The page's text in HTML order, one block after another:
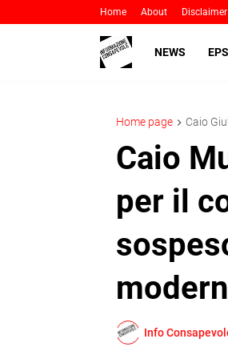
Home About Disclaimer
NEWS
Home page Caio
Caio
per il
Info